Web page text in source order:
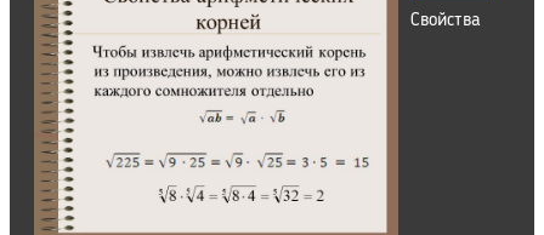
Свойства